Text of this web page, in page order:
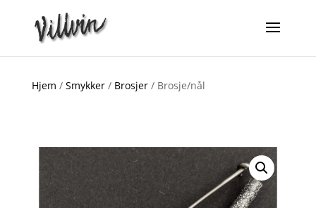
Hjem / Smykker/ Brosjer/ Brosje/nål